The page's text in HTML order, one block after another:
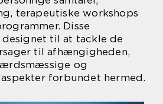
terapeutiske workshops
Disse
til at tackle de
til afhængigheden,
og
forbundet hermed.